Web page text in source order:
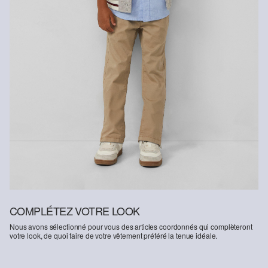
COMPLÉTEZ VOTRE LOOK
Nous avons sélectionné pour vous des articles coordonnés qui complèteront
votre look, de quoi faire de votre vêtement préféré la tenue idéale.